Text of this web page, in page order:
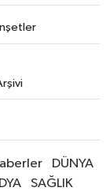
DÜNYA
SAĞLIK